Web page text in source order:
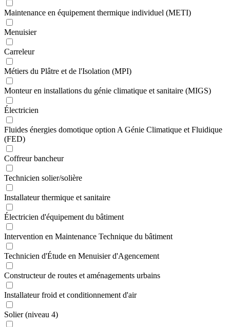
Maintenance en équipement thermique individuel (METI)
Menuisier
Carreleur
Métiers du Plâtre et de l'Isolation (MPI)
Monteur en installations du génie climatique et sanitaire (MIGS)
Électricien
Fluides énergies domotique option A Génie Climatique et Fluidique
(FED)
Coffreur bancheur
Technicien solier/solière
Installateur thermique et sanitaire
Électricien d'équipement du bâtiment
Intervention en Maintenance Technique du bâtiment
Technicien d'Étude en Menuisier d'Agencement
Constructeur de routes et aménagements urbains
Installateur froid et conditionnement d'air
Solier (niveau 4)